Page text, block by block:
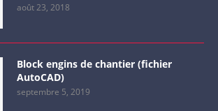
août 23, 2018
Block engins de chantier (fichier
AutoCAD)
septembre 5, 2019